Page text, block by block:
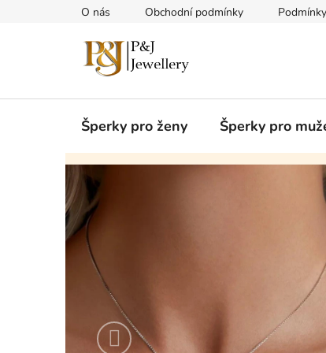
O nás Obchodní podmínky
Šperky pro ženy Šperky pro
S
t
ř
Předchozí